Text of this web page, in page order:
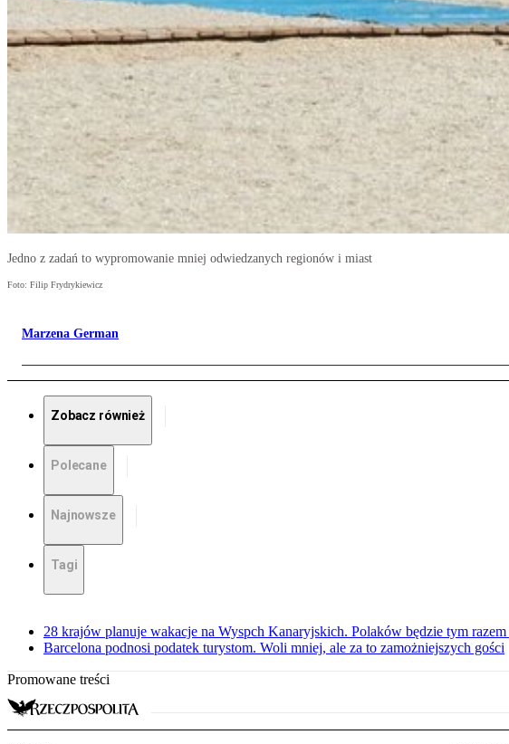
Jedno z zadań to wypromowanie mniej odwiedzanych regionów i miast
Foto: Filip Frydrykiewicz
Marzena German
Zobacz również
Polecane
Najnowsze
Tagi
28 krajów planuje wakacje na Wyspch Kanaryjskich. Polaków będzie tym razem
Barcelona podnosi podatek turystom. Woli mniej, ale za to zamożniejszych gości
Promowane treści